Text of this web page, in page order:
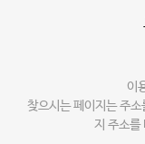
이
찾으시는 페이지는 주
지 주소를